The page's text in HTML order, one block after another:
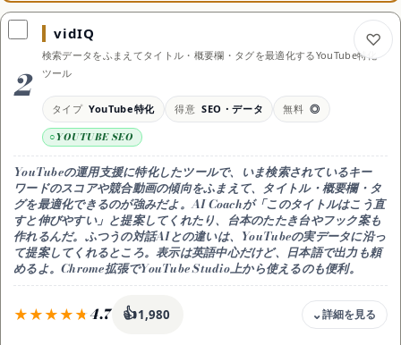
無料 / Plus 月20ドル
無料枠
無料のまま台本・概要欄づくりに使える
向く用途
台本＋タイトル＋概要欄＋タグを一括
得意なこと
一度の指示で運用の文章をまとめて作成
Web/アプリ・「台本と概要欄を作って」と頼む
料金の内訳
無料 / Go 月8ドル / Plus 月20ドル / Pro 月200ドル（2026年時点）
おすすめ用途
動画の文章をまとめて相談したい人
2
vidIQ
検索データをふまえてタイトル・概要欄・タグを最適化するYouTube特化
ツール
タイプ YouTube特化 得意 SEO・データ 無料 ◎
YOUTUBE SEO
YouTubeの運用支援に特化したツールで、いま検索されているキー
ワードのスコアや競合動画の傾向をふまえて、タイトル・概要欄・タ
グを最適化できるのが強みだよ。AI Coachが「このタイトルはこう直
すと伸びやすい」と提案してくれたり、台本のたたき台やフック案も
作れるんだ。ふつうの対話AIとの違いは、YouTubeの実データに沿っ
て提案してくれるところ。表示は英語中心だけど、日本語で出力も頼
めるよ。Chrome拡張でYouTube Studio上から使えるのも便利。
4.7 👍1,980